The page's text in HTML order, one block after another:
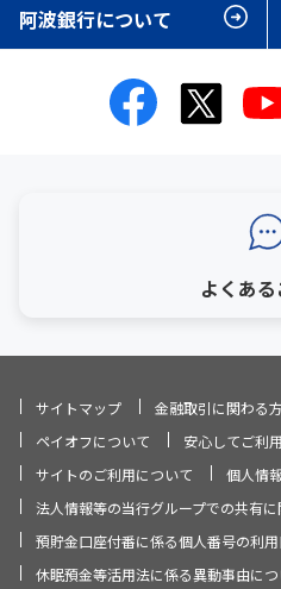
阿波銀行について
よくあ
サイトマップ
金融取引に関わる
ペイオフについて
安心してご利
サイトのご利用について
個人情
法人情報等の当行グループでの共有
預貯金口座付番に係る個人番号の利
休眠預金等活用法に係る異動事由に